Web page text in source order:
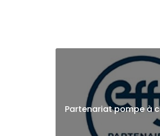
Partenariat pompe à